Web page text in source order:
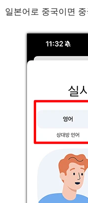
일본어로 중국이면